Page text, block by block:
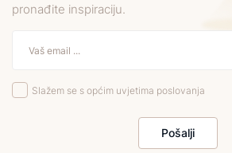
pronađite inspiraciju.
Slažem se s općim uvjetima poslovanja
Pošalji